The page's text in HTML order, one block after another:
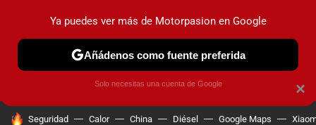
PRUEBAS COCHES ELÉCTRICOS OBSERVATORIO
HOY SE HABLA DE
Seguridad Calor China Diésel Google Maps
×
Ya puedes ver más de Motorpasion en Google
Añádenos como fuente preferida
Solo necesitas una cuenta de Google